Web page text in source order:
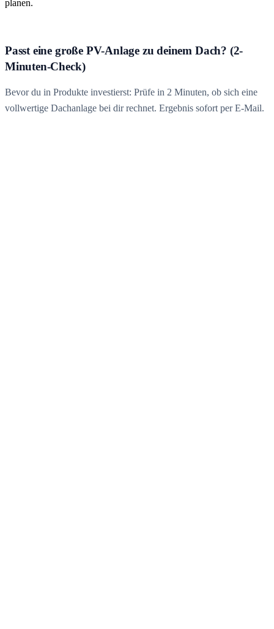
planen.
Passt eine große PV-Anlage zu deinem Dach? (2-
Minuten-Check)
Bevor du in Produkte investierst: Prüfe in 2 Minuten, ob sich eine
vollwertige Dachanlage bei dir rechnet. Ergebnis sofort per E-Mail.